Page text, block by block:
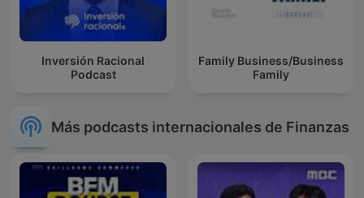
Inversión Racional
Podcast
Family Business/Business
Family
Más podcasts internacionales de Finanzas